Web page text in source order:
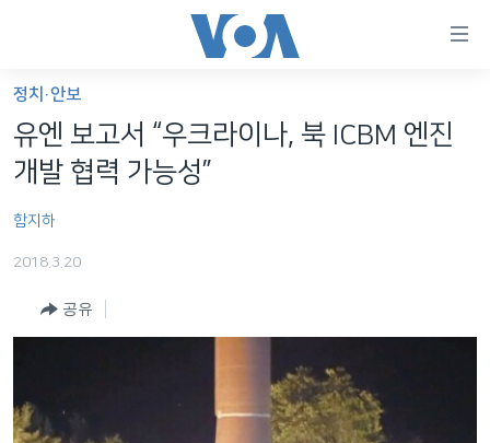
가
능
링
인
동
세계
라디오
프로그램
주파수 안내
정치·안보
유엔 보고서 “우크라이나, 북 ICBM 엔진
개발 협력 가능성”
함지하
2018.3.20
공유